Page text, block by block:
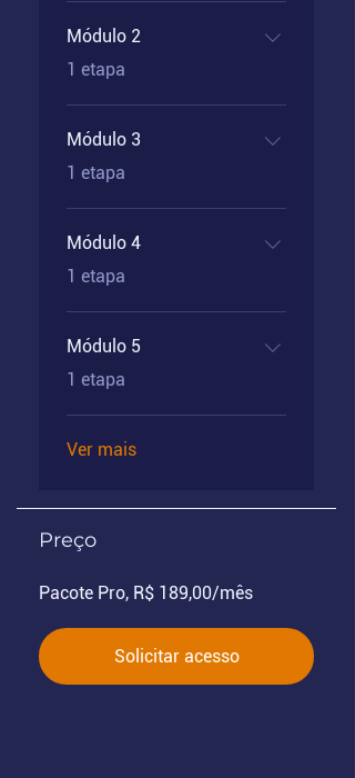
Módulo 2
.1 etapa
Módulo 3
.1 etapa
Módulo 4
.1 etapa
Módulo 5
.1 etapa
Ver mais
Preço
Pacote Pro, R$ 189,00/mês
Solicitar acesso